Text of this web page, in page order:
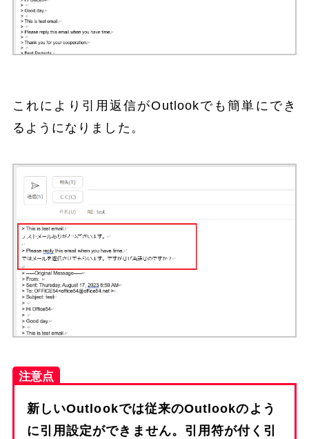
これにより引用返信がOutlookでも簡単にでき
るようになりました。
注意点
新しいOutlookでは従来のOutlookのよう
に引用設定ができません。引用符が付く引